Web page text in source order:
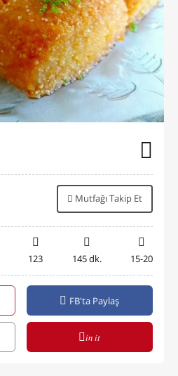
Mutfağı Takip Et
123 145 dk. 15-20
FB'ta Paylaş
in it